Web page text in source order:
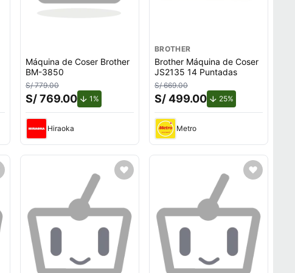
Máquina de Coser Brother
BM-3850
S/ 779.00
S/ 769.00 1%
Hiraoka
BROTHER
Brother Máquina de Coser
JS2135 14 Puntadas
S/ 669.00
S/ 499.00 25%
Metro